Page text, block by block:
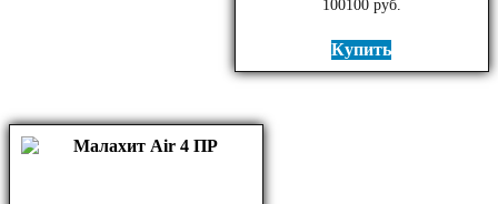
100100руб.
Купить